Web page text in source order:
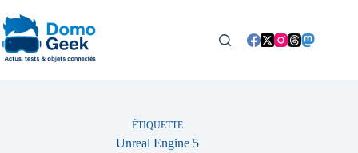
au
contenu
ÉTIQUETTE
Unreal Engine 5